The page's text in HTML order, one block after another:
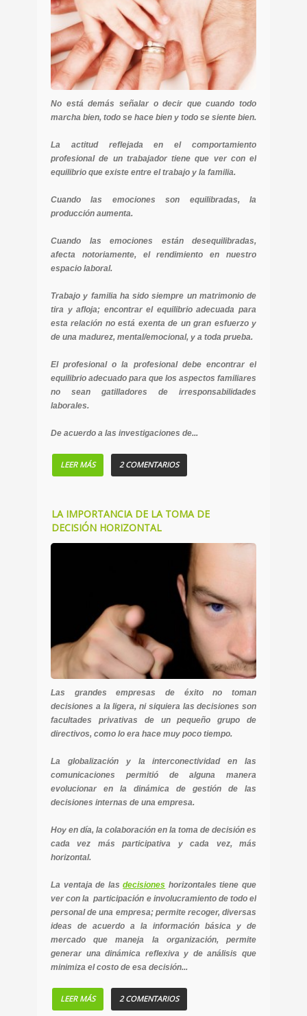
No está demás señalar o decir que cuando todo
marcha bien, todo se hace bien y todo se siente bien.
La actitud reflejada en el comportamiento
profesional de un trabajador tiene que ver con el
equilibrio que existe entre el trabajo y la familia.
Cuando las emociones son equilibradas, la
producción aumenta.
Cuando las emociones están desequilibradas,
afecta notoriamente, el rendimiento en nuestro
espacio laboral.
Trabajo y familia ha sido siempre un matrimonio de
tira y afloja; encontrar el equilibrio adecuada para
esta relación no está exenta de un gran esfuerzo y
de una madurez, mental/emocional, y a toda prueba.
El profesional o la profesional debe encontrar el
equilibrio adecuado para que los aspectos familiares
no sean gatilladores de irresponsabilidades
laborales.
De acuerdo a las investigaciones de...
LEER MÁS 2 COMENTARIOS
LA IMPORTANCIA DE LA TOMA DE
DECISIÓN HORIZONTAL
Las grandes empresas de éxito no toman
decisiones a la ligera, ni siquiera las decisiones son
facultades privativas de un pequeño grupo de
directivos, como lo era hace muy poco tiempo.
La globalización y la interconectividad en las
comunicaciones permitió de alguna manera
evolucionar en la dinámica de gestión de las
decisiones internas de una empresa.
Hoy en día, la colaboración en la toma de decisión es
cada vez más participativa y cada vez, más
horizontal.
La ventaja de lasdecisiones horizontales tiene que
ver con la participación e involucramiento de todo el
personal de una empresa; permite recoger, diversas
ideas de acuerdo a la información básica y de
mercado que maneja la organización, permite
generar una dinámica reflexiva y de análisis que
minimiza el costo de esa decisión...
LEER MÁS 2 COMENTARIOS